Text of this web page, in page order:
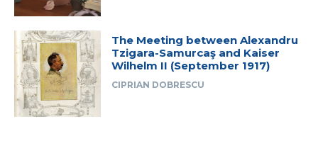
The Meeting between Alexandru
Tzigara-Samurcaş and Kaiser
Wilhelm II (September 1917)
CIPRIAN DOBRESCU